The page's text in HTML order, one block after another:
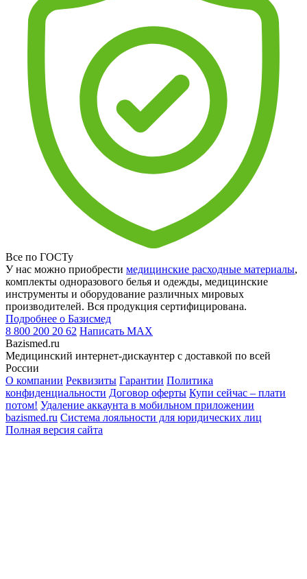
Все по ГОСТу
У нас можно приобрести медицинские расходные материалы,
комплекты одноразового белья и одежды, медицинские
инструменты и оборудование различных мировых
производителей. Вся продукция сертифицирована.
Подробнее о Базисмед
8 800 200 20 62 Написать MAX
Bazismed.ru
Медицинский интернет-дискаунтер с доставкой по всей
России
О компании Реквизиты Гарантии Политика
конфиденциальности Договор оферты Купи сейчас – плати
потом! Удаление аккаунта в мобильном приложении
bazismed.ru Система лояльности для юридических лиц
Полная версия сайта